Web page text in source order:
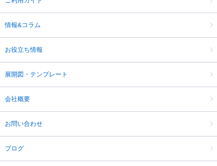
情報&コラム
お役立ち情報
展開図・テンプレート
会社概要
お問い合わせ
ブログ